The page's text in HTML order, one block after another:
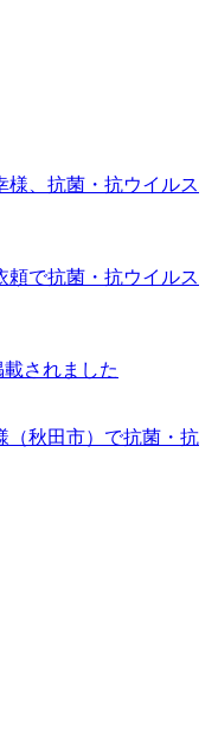
様、抗菌・抗ウイルス
頼で抗菌・抗ウイルス
されました
（秋田市）で抗菌・抗